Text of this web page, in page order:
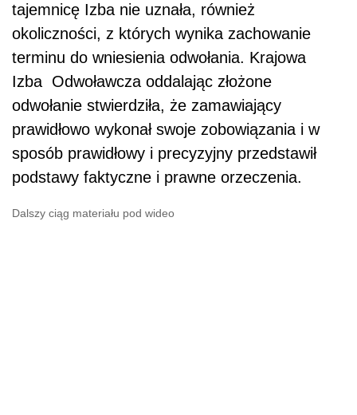
tajemnicę Izba nie uznała, również
okoliczności, z których wynika zachowanie
terminu do wniesienia odwołania. Krajowa
Izba Odwoławcza oddalając złożone
odwołanie stwierdziła, że zamawiający
prawidłowo wykonał swoje zobowiązania i w
sposób prawidłowy i precyzyjny przedstawił
podstawy faktyczne i prawne orzeczenia.
Dalszy ciąg materiału pod wideo